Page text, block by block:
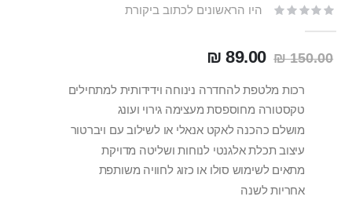
היו הראשונים לכתוב ביקורת
150.00 ₪
89.00 ₪
רכות מלטפת להחדרה נינוחה וידידותית למתחילים
טקסטורה מחוספסת מעצימה גירוי ועונג
מושלם כהכנה לאקט אנאלי או לשילוב עם ויברטור
עיצוב תכלת אלגנטי לנוחות ושליטה מדויקת
מתאים לשימוש סולו או כזוג לחוויה משותפת
אחריות לשנה